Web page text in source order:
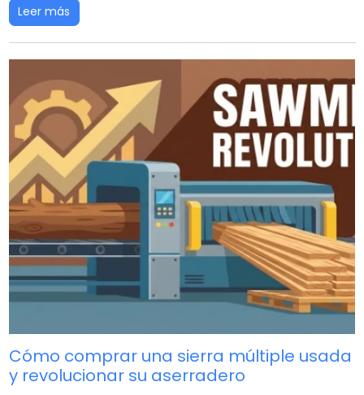
Leer más
Cómo comprar una sierra múltiple usada
y revolucionar su aserradero